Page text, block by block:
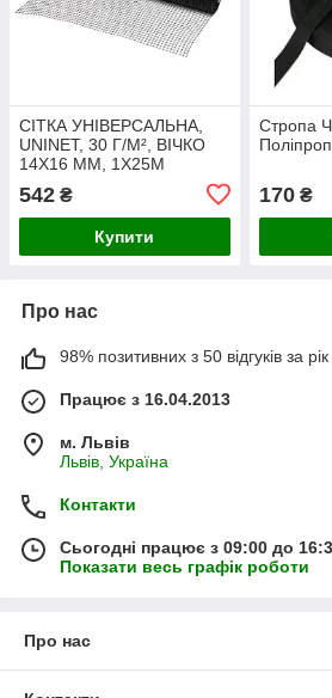
СІТКА УНІВЕРСАЛЬНА,
UNINET, 30 Г/М², ВІЧКО
14Х16 ММ, 1Х25М
542 ₴
Купити
Стропа
170₴
Про нас
98% позитивних з 50 відгуків за рік
Працює з 16.04.2013
м. Львів
Львів, Україна
Контакти
Сьогодні працює з 09:00 до
Показати весь графік роботи
Про нас